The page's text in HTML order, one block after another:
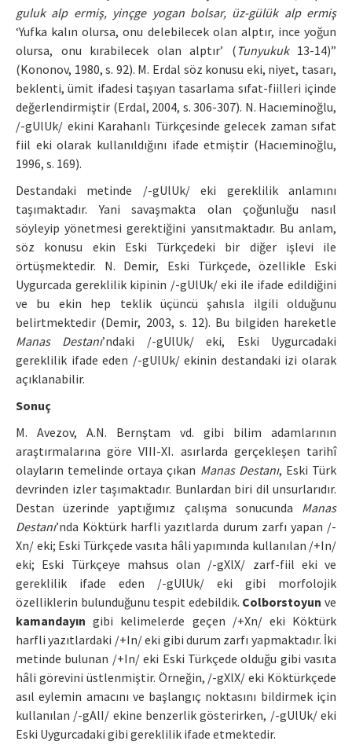
guluk alp ermiş, yinçge yogan bolsar, üz-gülük alp ermiş
‘Yufka kalın olursa, onu delebilecek olan alptır, ince yoğun
olursa, onu kırabilecek olan alptır’ ( Tunyukuk13-14)”
(Kononov, 1980, s. 92). M. Erdal söz konusu eki, niyet, tasarı,
beklenti, ümit ifadesi taşıyan tasarlama sıfat-fiilleri içinde
değerlendirmiştir (Erdal, 2004, s. 306-307). N. Hacıeminoğlu,
/-gUlUk/ ekini Karahanlı Türkçesinde gelecek zaman sıfat
fiil eki olarak kullanıldığını ifade etmiştir (Hacıeminoğlu,
1996, s. 169).
Destandaki metinde /-gUlUk/ eki gereklilik anlamını
taşımaktadır. Yani savaşmakta olan çoğunluğu nasıl
söyleyip yönetmesi gerektiğini yansıtmaktadır. Bu anlam,
söz konusu ekin Eski Türkçedeki bir diğer işlevi ile
örtüşmektedir. N. Demir, Eski Türkçede, özellikle Eski
Uygurcada gereklilik kipinin /-gUlUk/ eki ile ifade edildiğini
ve bu ekin hep teklik üçüncü şahısla ilgili olduğunu
belirtmektedir (Demir, 2003, s. 12). Bu bilgiden hareketle
Manas Destanı’ndaki /-gUlUk/ eki, Eski Uygurcadaki
gereklilik ifade eden /-gUlUk/ ekinin destandaki izi olarak
açıklanabilir.
Sonuç
M. Avezov, A.N. Bernştam vd. gibi bilim adamlarının
araştırmalarına göre VIII-XI. asırlarda gerçekleşen tarihî
olayların temelinde ortaya çıkan Manas Destanı, Eski Türk
devrinden izler taşımaktadır. Bunlardan biri dil unsurlarıdır.
Destan üzerinde yaptığımız çalışma sonucunda Manas
Destanı’nda Köktürk harfli yazıtlarda durum zarfı yapan /-
Xn/ eki; Eski Türkçede vasıta hâli yapımında kullanılan /+In/
eki; Eski Türkçeye mahsus olan /-gXlX/ zarf-fiil eki ve
gereklilik ifade eden /-gUlUk/ eki gibi morfolojik
özelliklerin bulunduğunu tespit edebildik. Colborstoyun ve
kamandayın gibi kelimelerde geçen /+Xn/ eki Köktürk
harfli yazıtlardaki /+In/ eki gibi durum zarfı yapmaktadır. İki
metinde bulunan /+In/ eki Eski Türkçede olduğu gibi vasıta
hâli görevini üstlenmiştir. Örneğin, /-gXlX/ eki Köktürkçede
asıl eylemin amacını ve başlangıç noktasını bildirmek için
kullanılan /-gAlI/ ekine benzerlik gösterirken, /-gUlUk/ eki
Eski Uygurcadaki gibi gereklilik ifade etmektedir.